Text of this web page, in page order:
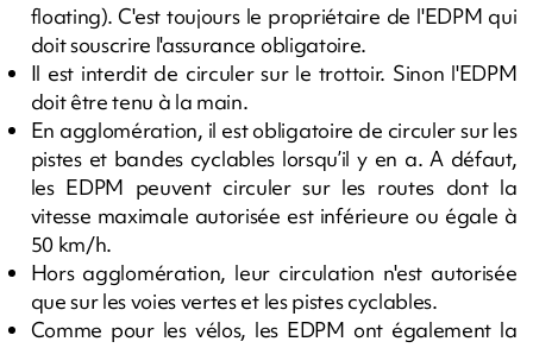
floating). C'est toujours le propriétaire de l'EDPM qui
doit souscrire l'assurance obligatoire.
Il est interdit de circuler sur le trottoir. Sinon l'EDPM
doit être tenu à la main.
En agglomération, il est obligatoire de circuler sur les
pistes et bandes cyclables lorsqu’il y en a. A défaut,
les EDPM peuvent circuler sur les routes dont la
vitesse maximale autorisée est inférieure ou égale à
50 km/h.
Hors agglomération, leur circulation n'est autorisée
que sur les voies vertes et les pistes cyclables.
Comme pour les vélos, les EDPM ont également la